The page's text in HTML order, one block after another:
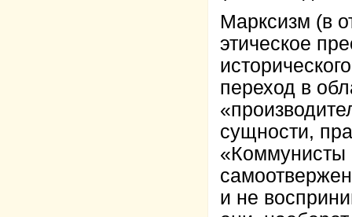
Марксизм (в
этическое
переход в
сущности,
«Коммунисты
и не